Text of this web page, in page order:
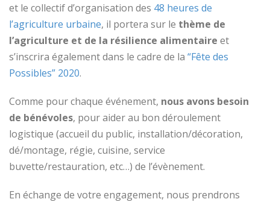
et le collectif d’organisation des 48 heures de
l’agriculture urbaine, il portera sur le thème de
l’agriculture et de la résilience alimentaire et
s’inscrira également dans le cadre de la “Fête des
Possibles” 2020.
Comme pour chaque événement, nous avons besoin
de bénévoles, pour aider au bon déroulement
logistique (accueil du public, installation/décoration,
dé/montage, régie, cuisine, service
buvette/restauration, etc…) de l’évènement.
En échange de votre engagement, nous prendrons